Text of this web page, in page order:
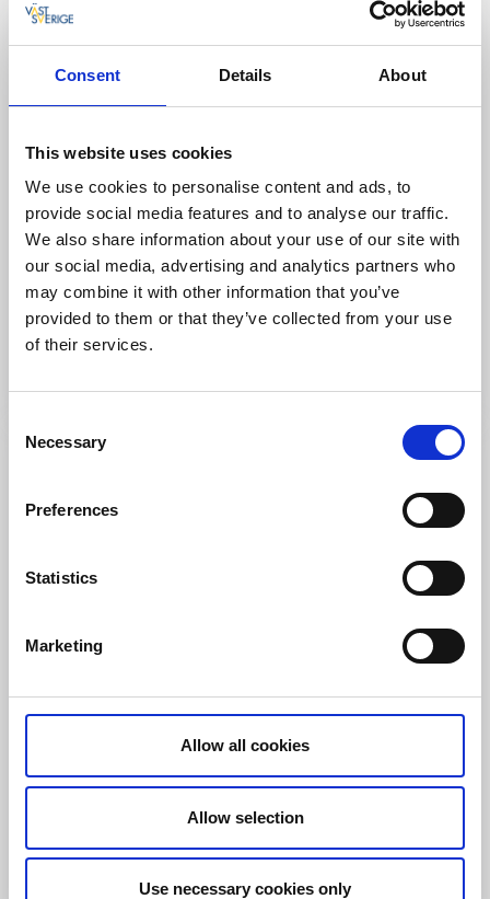
Consent Details About
This website uses cookies
We use cookies to personalise content and ads, to
provide social media features and to analyse our traffic.
We also share information about your use of our site with
our social media, advertising and analytics partners who
may combine it with other information that you’ve
provided to them or that they’ve collected from your use
of their services.
Selection
Necessary
Preferences
Statistics
Marketing
Allow all cookies
Allow selection
Use necessary cookies only
Konst och kultur
Konst på Karlsfors
Lerdala
Sommarens konstupplevelse med utställning och
vernissage
9 aug - 8 aug
Konst och kultur
Konstmuseets basutställning
Skövde
9 aug - 30 jun